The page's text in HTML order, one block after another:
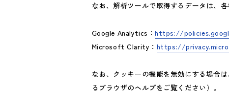
なお、解析ツールで取得するデータは、
Google Analytics：https://
Microsoft Clarity： https://
なお、クッキーの機能を無効にする場合
るブラウザのヘルプをご覧ください）。